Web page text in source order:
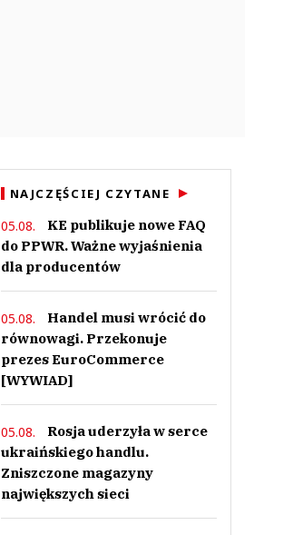
NAJCZĘŚCIEJ CZYTANE
05.08.
KE publikuje nowe FAQ
do PPWR. Ważne wyjaśnienia
dla producentów
05.08.
Handel musi wrócić do
równowagi. Przekonuje
prezes EuroCommerce
[WYWIAD]
05.08.
Rosja uderzyła w serce
ukraińskiego handlu.
Zniszczone magazyny
największych sieci